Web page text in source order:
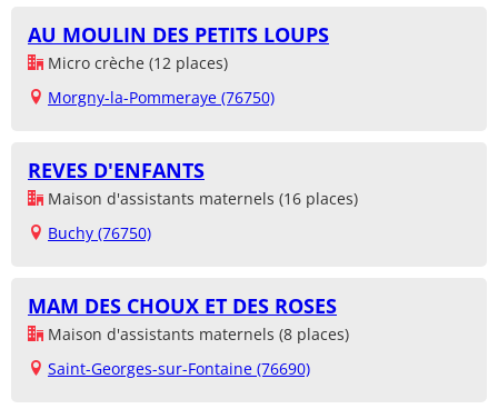
AU MOULIN DES PETITS LOUPS
Micro crèche (12 places)
Morgny-la-Pommeraye (76750)
REVES D'ENFANTS
Maison d'assistants maternels (16 places)
Buchy (76750)
MAM DES CHOUX ET DES ROSES
Maison d'assistants maternels (8 places)
Saint-Georges-sur-Fontaine (76690)